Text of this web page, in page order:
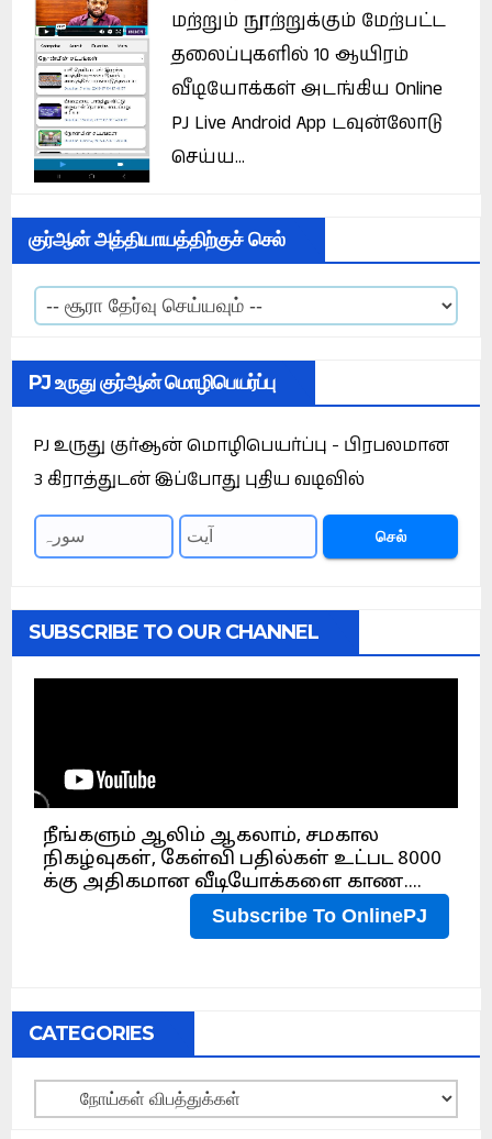
மற்றும் நூற்றுக்கும் மேற்பட்ட
தலைப்புகளில் 10 ஆயிரம்
வீடியோக்கள் அடங்கிய Online
PJ Live Android App டவுன்லோடு
செய்ய...
குர்ஆன் அத்தியாயத்திற்குச் செல்
PJ உருது குர்ஆன் மொழிபெயர்ப்பு
PJ உருது குர்ஆன் மொழிபெயர்ப்பு - பிரபலமான
3 கிராத்துடன் இப்போது புதிய வடிவில்
செல்
SUBSCRIBE TO OUR CHANNEL
CATEGORIES
Categories